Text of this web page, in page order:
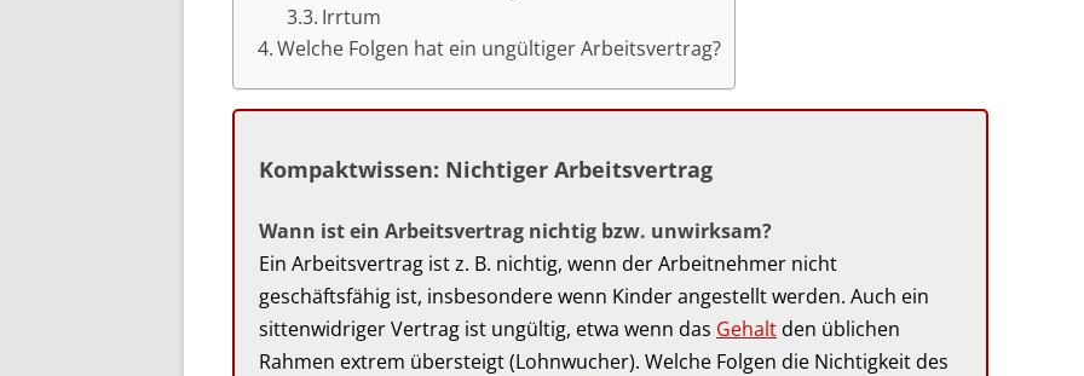
Irrtum
Welche Folgen hat ein ungültiger Arbeitsvertrag?
Kompaktwissen: Nichtiger Arbeitsvertrag
Wann ist ein Arbeitsvertrag nichtig bzw. unwirksam?
Ein Arbeitsvertrag ist z. B. nichtig, wenn der Arbeitnehmer nicht
geschäftsfähig ist, insbesondere wenn Kinder angestellt werden. Auch ein
sittenwidriger Vertrag ist ungültig, etwa wenn das Gehalt den üblichen
Rahmen extrem übersteigt (Lohnwucher). Welche Folgen die Nichtigkeit des